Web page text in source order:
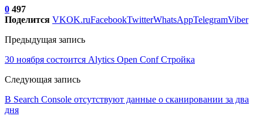
0 497
Поделится VKOK.ruFacebookTwitterWhatsAppTelegramViber
Предыдущая запись
30 ноября состоится Alytics Open Conf Стройка
Следующая запись
В Search Console отсутствуют данные о сканировании за два
дня